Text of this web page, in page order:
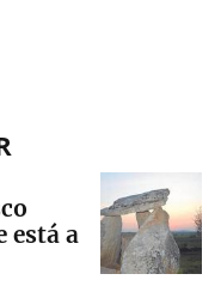
está a